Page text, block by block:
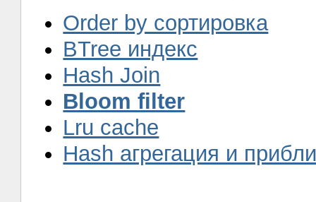
Order by сортировка
BTree индекс
Hash Join
Bloom filter
Lru cache
Hash агрегация и